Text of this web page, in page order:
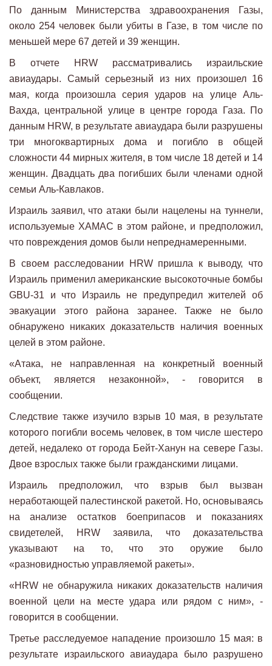
По данным Министерства здравоохранения Газы,
около 254 человек были убиты в Газе, в том числе по
меньшей мере 67 детей и 39 женщин.
В отчете HRW рассматривались израильские
авиаудары. Самый серьезный из них произошел 16
мая, когда произошла серия ударов на улице Аль-
Вахда, центральной улице в центре города Газа. По
данным HRW, в результате авиаудара были разрушены
три многоквартирных дома и погибло в общей
сложности 44 мирных жителя, в том числе 18 детей и 14
женщин. Двадцать два погибших были членами одной
семьи Аль-Кавлаков.
Израиль заявил, что атаки были нацелены на туннели,
используемые ХАМАС в этом районе, и предположил,
что повреждения домов были непреднамеренными.
В своем расследовании HRW пришла к выводу, что
Израиль применил американские высокоточные бомбы
GBU-31 и что Израиль не предупредил жителей об
эвакуации этого района заранее. Также не было
обнаружено никаких доказательств наличия военных
целей в этом районе.
«Атака, не направленная на конкретный военный
объект, является незаконной», - говорится в
сообщении.
Следствие также изучило взрыв 10 мая, в результате
которого погибли восемь человек, в том числе шестеро
детей, недалеко от города Бейт-Ханун на севере Газы.
Двое взрослых также были гражданскими лицами.
Израиль предположил, что взрыв был вызван
неработающей палестинской ракетой. Но, основываясь
на анализе остатков боеприпасов и показаниях
свидетелей, HRW заявила, что доказательства
указывают на то, что это оружие было
«разновидностью управляемой ракеты».
«HRW не обнаружила никаких доказательств наличия
военной цели на месте удара или рядом с ним», -
говорится в сообщении.
Третье расследуемое нападение произошло 15 мая: в
результате израильского авиаудара было разрушено